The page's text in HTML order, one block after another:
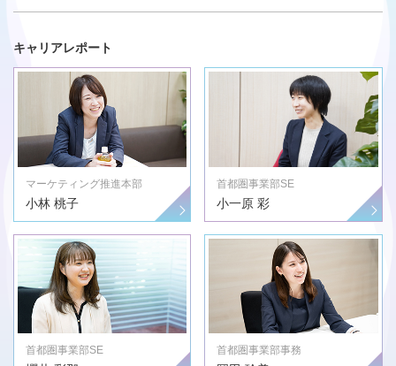
キャリアレポート
マーケティング推進本部
小林 桃子
首都圏事業部SE
小一原 彩
首都圏事業部SE 首都圏事業部事務